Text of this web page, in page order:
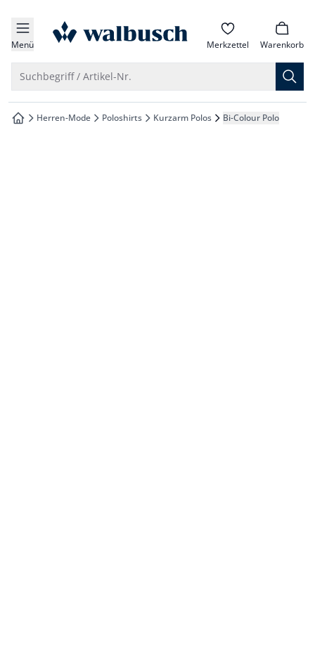
springen
springen
springen
springen
Menü zur Startseite Merkzettel Warenkorb
Suchbegriff / Artikel-Nr.
zur Startseite
Herren-Mode Poloshirts Kurzarm Polos Bi-Colour Polo